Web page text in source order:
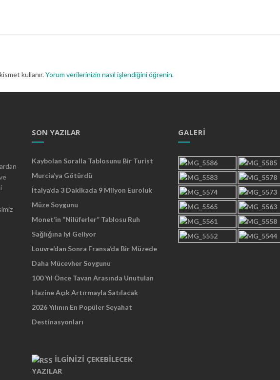
kullanır.Yorum verilerinizin nasıl işlendiğini öğrenin.
SON YAZILAR
Kaybolan Soralla Tablosunu Bir Turist
Murcia’ya Götürdü
İtalya’da 3 Dakikada 9 Milyon Euroluk
Müze Soygunu
Monet’in “Nilüferler” Tablosu Ruh
Sağlığına Iyi Geliyor
Louvre’dan Sonra Fransa’da Bir Müzede
Daha Mücevher Soygunu
100 Yıl Önce Tavan Arasında Unutulan
Hazine Açık Artırmayla Satılacak
2026 Yılının En Popüler Seyahat
Destinasyonları
İLGINIZI ÇEKEBILECEK
YAZILAR
GALERI